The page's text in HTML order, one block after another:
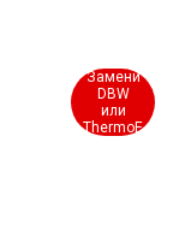
Замени
DBW
или
ThermoE